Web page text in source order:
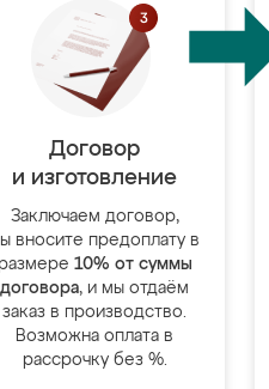
Договор
и изготовление
Заключаем договор,
вносите предоплату в
размере 10% от суммы
договора, и мы отдаём
заказ в производство.
Возможна оплата в
рассрочку без %.